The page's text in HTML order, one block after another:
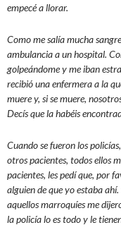
empecé a llorar.
Como me salía mucha
ambulancia a un hospital.
golpeándome y me iban
recibió una enfermera a la
muere y, si se muere,
Decís que la habéis
Cuando se fueron los
otros pacientes, todos ellos
pacientes, les pedí que, por
alguien de que yo estaba
aquellos marroquíes me
la policía lo es todo y le